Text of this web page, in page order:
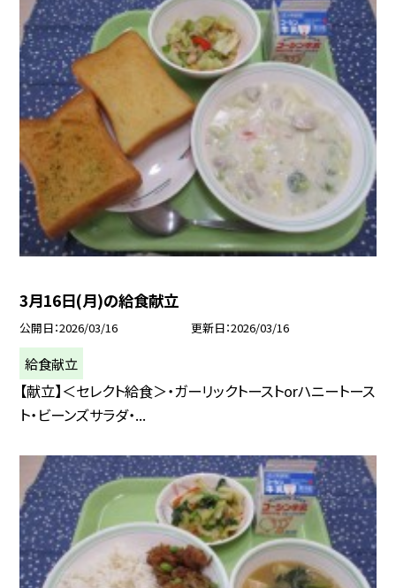
3月16日(月)の給食献立
公開日 2026/03/16 更新日 2026/03/16
給食献立
【献立】＜セレクト給食＞・ガーリックトーストorハニートース
ト・ビーンズサラダ・...